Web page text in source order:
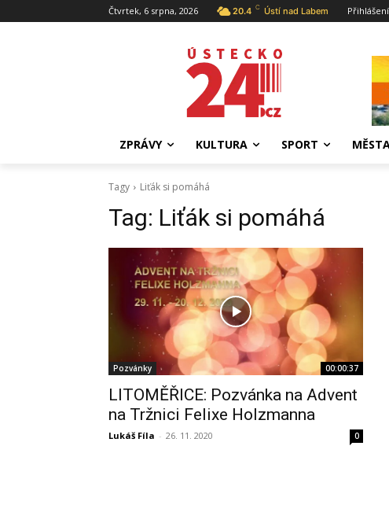
Čtvrtek, 6 srpna, 2026 20.4 C Ústí nad Labem
ZPRÁVY KULTURA SPORT
Tagy Liťák si pomáhá
Tag: Liťák si pomáhá
Pozvánky 00:00:37
LITOMĚŘICE: Pozvánka na Advent
na Tržnici Felixe Holzmanna
Lukáš Fíla - 26. 11. 2020 0